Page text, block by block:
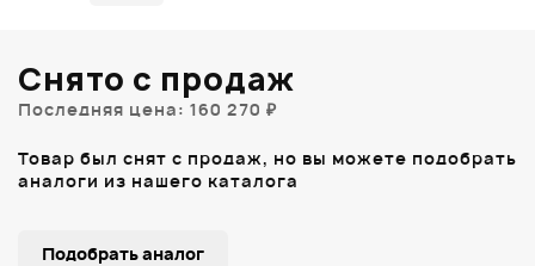
Снято с продаж
Последняя цена: 160 270 ₽
Товар был снят с продаж, но вы можете подобрать
аналоги из нашего каталога
Подобрать аналог